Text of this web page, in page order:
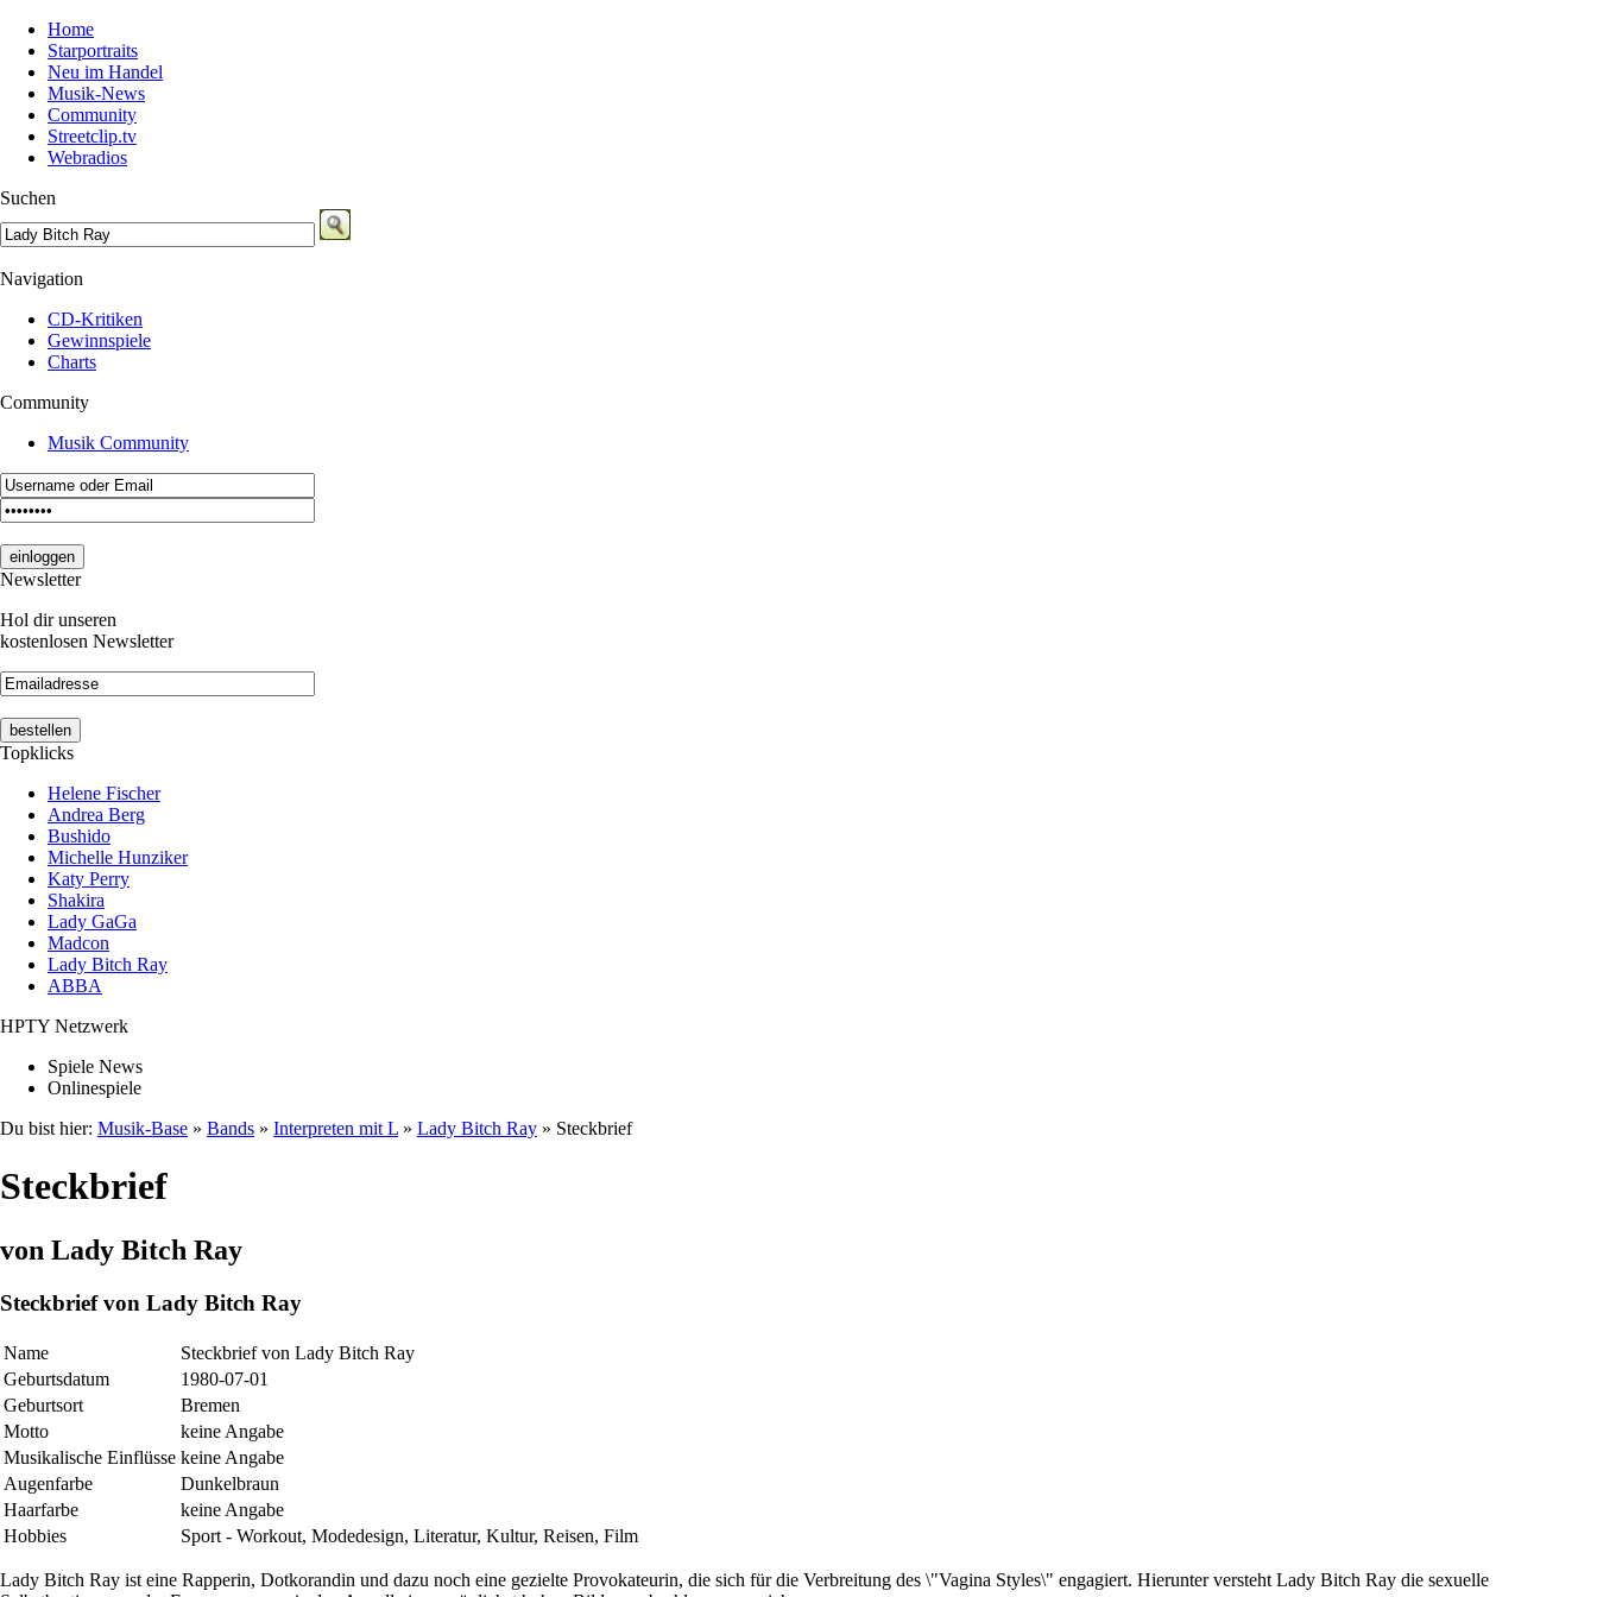
Home
Starportraits
Neu im Handel
Musik-News
Community
Streetclip.tv
Webradios
Suchen
Navigation
CD-Kritiken
Gewinnspiele
Charts
Community
Musik Community
Newsletter
Hol dir unseren
kostenlosen Newsletter
Topklicks
Helene Fischer
Andrea Berg
Bushido
Michelle Hunziker
Katy Perry
Shakira
Lady GaGa
Madcon
Lady Bitch Ray
ABBA
HPTY Netzwerk
Spiele News
Onlinespiele
Du bist hier: Musik-Base » Bands » Interpreten mit L » Lady Bitch Ray » Steckbrief
Steckbrief
von Lady Bitch Ray
Steckbrief von Lady Bitch Ray
Name
Steckbrief von Lady Bitch Ray
Geburtsdatum
1980-07-01
Geburtsort
Bremen
Motto
keine Angabe
Musikalische Einflüsse keine Angabe
Augenfarbe
Dunkelbraun
Haarfarbe
keine Angabe
Hobbies
Sport - Workout, Modedesign, Literatur, Kultur, Reisen, Film
Lady Bitch Ray ist eine Rapperin, Dotkorandin und dazu noch eine gezielte Provokateurin, die sich für die Verbreitung des \"Vagina Styles\" engagiert. Hierunter versteht Lady Bitch Ray die sexuelle